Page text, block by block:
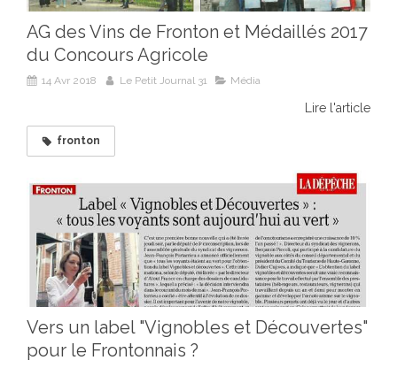
AG des Vins de Fronton et Médaillés 2017
du Concours Agricole
14 Avr 2018 Le Petit Journal 31 Média
Lire l'article
fronton
Vers un label "Vignobles et Découvertes"
pour le Frontonnais ?